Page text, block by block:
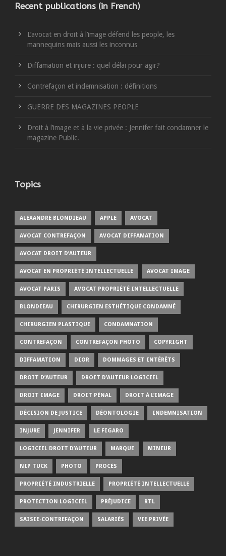
Recent publications (in French)
L’avocat en droit à l’image défend les people, les
mannequins mais aussi les inconnus
Diffamation et injure : quel délai pour agir?
Contrefaçon et indemnisation : définitions
GUERRE DES MAGAZINES PEOPLE
Droit à l’image et à la vie privée : Jennifer fait condamner le
magazine Public.
Topics
ALEXANDRE BLONDIEAU APPLE AVOCAT
AVOCAT CONTREFAÇON AVOCAT DIFFAMATION
AVOCAT DROIT D’AUTEUR
AVOCAT EN PROPRIÉTÉ INTELLECTUELLE AVOCAT IMAGE
AVOCAT PARIS AVOCAT PROPRIÉTÉ INTELLECTUELLE
BLONDIEAU CHIRURGIEN ESTHÉTIQUE CONDAMNÉ
CHIRURGIEN PLASTIQUE CONDAMNATION
CONTREFAÇON CONTREFAÇON PHOTO COPYRIGHT
DIFFAMATION DIOR DOMMAGES ET INTÉRÊTS
DROIT D’AUTEUR DROIT D’AUTEUR LOGICIEL
DROIT IMAGE DROIT PÉNAL DROIT À L’IMAGE
DÉCISION DE JUSTICE DÉONTOLOGIE INDEMNISATION
INJURE JENNIFER LE FIGARO
LOGICIEL DROIT D’AUTEUR MARQUE MINEUR
NIP TUCK PHOTO PROCÈS
PROPRIÉTÉ INDUSTRIELLE PROPRIÉTÉ INTELLECTUELLE
PROTECTION LOGICIEL PRÉJUDICE RTL
SAISIE-CONTREFAÇON SALARIÉS VIE PRIVÉE